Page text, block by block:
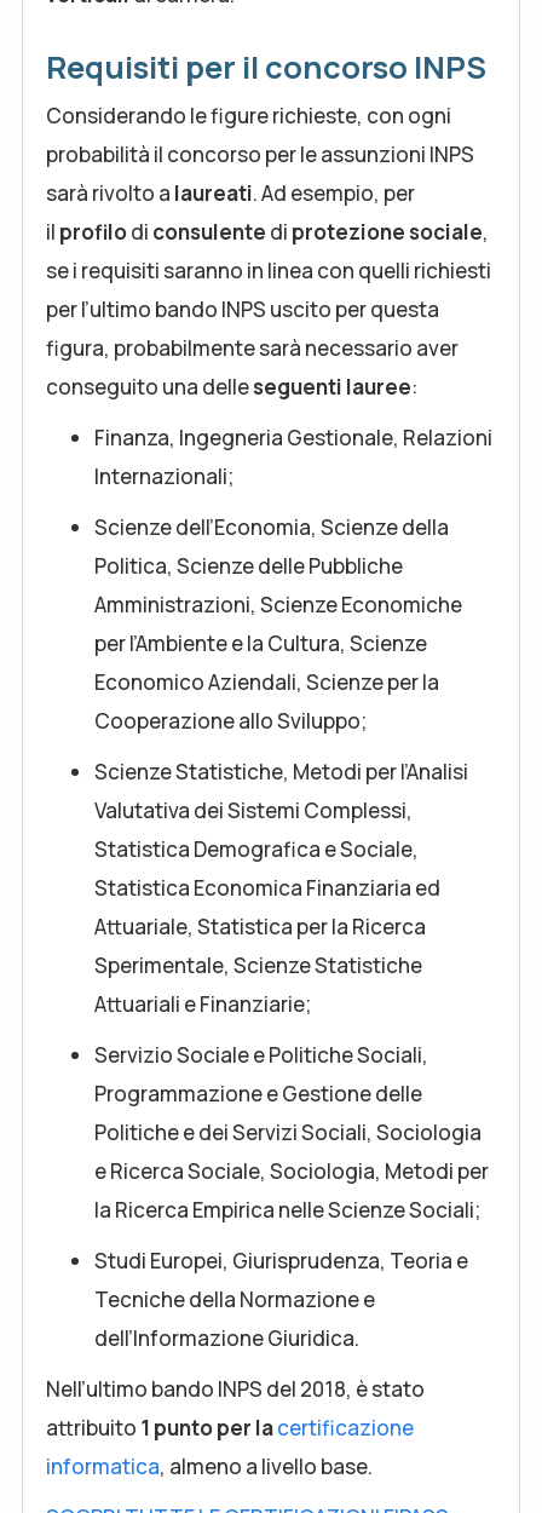
Requisiti per il concorso INPS
Considerando le figure richieste, con ogni
probabilità il concorso per le assunzioni INPS
sarà rivolto a laureati. Ad esempio, per
il profilodi consulente di protezione sociale,
se i requisiti saranno in linea con quelli richiesti
per l’ultimo bando INPS uscito per questa
figura, probabilmente sarà necessario aver
conseguito una delleseguenti lauree:
Finanza, Ingegneria Gestionale, Relazioni
Internazionali;
Scienze dell’Economia, Scienze della
Politica, Scienze delle Pubbliche
Amministrazioni, Scienze Economiche
per l’Ambiente e la Cultura, Scienze
Economico Aziendali, Scienze per la
Cooperazione allo Sviluppo;
Scienze Statistiche, Metodi per l’Analisi
Valutativa dei Sistemi Complessi,
Statistica Demografica e Sociale,
Statistica Economica Finanziaria ed
Attuariale, Statistica per la Ricerca
Sperimentale, Scienze Statistiche
Attuariali e Finanziarie;
Servizio Sociale e Politiche Sociali,
Programmazione e Gestione delle
Politiche e dei Servizi Sociali, Sociologia
e Ricerca Sociale, Sociologia, Metodi per
la Ricerca Empirica nelle Scienze Sociali;
Studi Europei, Giurisprudenza, Teoria e
Tecniche della Normazione e
dell’Informazione Giuridica.
Nell’ultimo bando INPS del 2018, è stato
attribuito 1 punto per lacertificazione
informatica, almeno a livello base.